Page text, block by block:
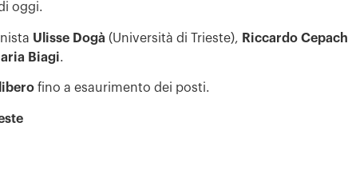
oggi.
Ulisse Dogà (Università di Trieste), Riccardo Cepach
Biagi.
fino a esaurimento dei posti.